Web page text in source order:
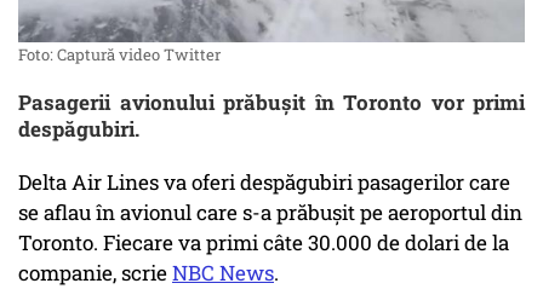
Foto: Captură video Twitter
Pasagerii avionului prăbuşit în Toronto vor primi
despăgubiri.
Delta Air Lines va oferi despăgubiri pasagerilor care
se aflau în avionul care s-a prăbușit pe aeroportul din
Toronto. Fiecare va primi câte 30.000 de dolari de la
companie, scrieNBC News.